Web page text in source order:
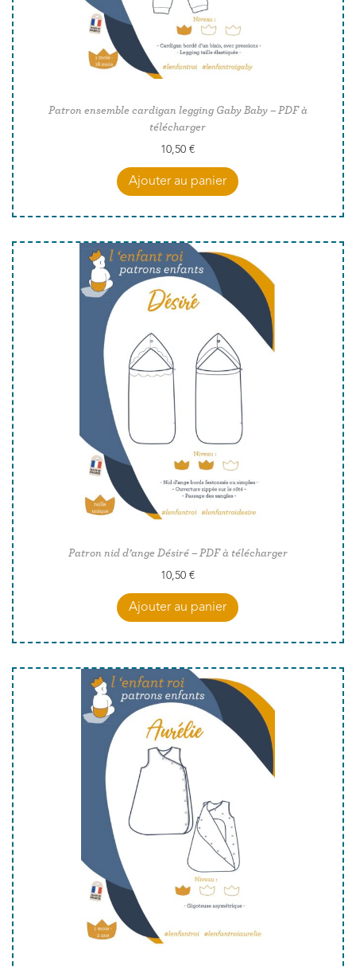
Patron ensemble cardigan legging Gaby Baby – PDF à
télécharger
10,50€
Ajouter au panier
Patron nid d’ange Désiré – PDF à télécharger
10,50€
Ajouter au panier